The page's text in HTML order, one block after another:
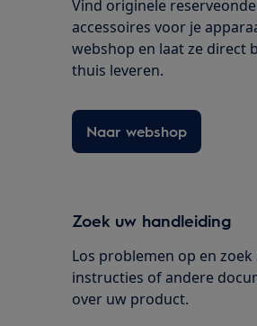
Vind originele
accessoires voor je
webshop en laat ze direct
thuis leveren.
Naar webshop
Zoek uw handleiding
Los problemen op en zoek
instructies of andere
over uw product.